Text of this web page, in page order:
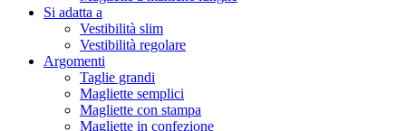
Si adatta a
Vestibilità slim
Vestibilità regolare
Argomenti
Taglie grandi
Magliette semplici
Magliette con stampa
Magliette in confezione